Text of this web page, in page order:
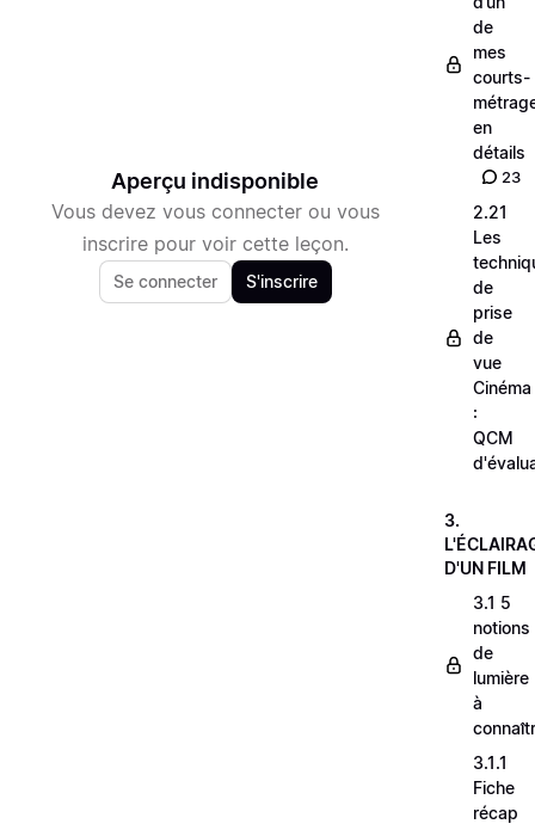
Aperçu indisponible
Vous devez vous connecter ou vous
inscrire pour voir cette leçon.
Se connecter S'inscrire
de
mes
courts-
en
détails
23
2.21
Les
de
prise
de
vue
Cinéma
:
QCM
3.
D'UN FILM
3.1 5
notions
de
lumière
à
3.1.1
Fiche
récap